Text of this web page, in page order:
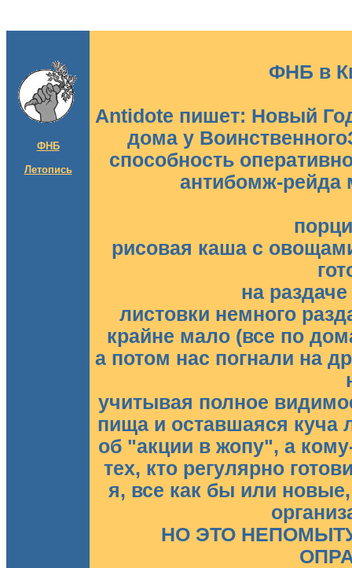
ФНБ
Летопись
ФНБ в
Antidote пишет: Новый
дома у
способность
антибомж-рейда
рисовая каша с
на
листовки немного
крайне мало (все по
а потом нас погнали на
учитывая полное
пища и оставшаяся куча
об "акции в жопу", а
тех, кто регулярно
я, все как бы или
НО ЭТО